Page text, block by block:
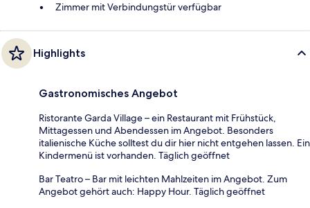
Zimmer mit Verbindungstür verfügbar
Highlights
Gastronomisches Angebot
Ristorante Garda Village – ein Restaurant mit Frühstück,
Mittagessen und Abendessen im Angebot. Besonders
italienische Küche solltest du dir hier nicht entgehen lassen. Ein
Kindermenü ist vorhanden. Täglich geöffnet
Bar Teatro – Bar mit leichten Mahlzeiten im Angebot. Zum
Angebot gehört auch: Happy Hour. Täglich geöffnet